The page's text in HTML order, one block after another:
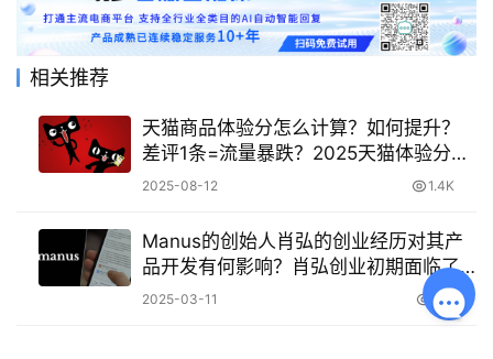
相关推荐
天猫商品体验分怎么计算？如何提升？
差评1条=流量暴跌？2025天猫体验分最
新算法曝光，5招迅速提升（附避坑指
2025-08-12 1.4K
Manus的创始人肖弘的创业经历对其产
品开发有何影响？肖弘创业初期面临了
什么难题？
2025-03-11 891